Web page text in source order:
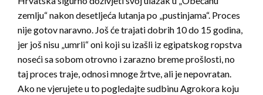
zemlju“ nakon desetljeća lutanja po „pustinjama“. Proces
nije gotov naravno. Još će trajati dobrih 10 do 15 godina,
jer još nisu „umrli“ oni koji su izašli iz egipatskog ropstva
noseći sa sobom otrovno i zarazno breme prošlosti, no
taj proces traje, odnosi mnoge žrtve, ali je nepovratan.
Ako ne vjerujete u to pogledajte sudbinu Agrokora koju